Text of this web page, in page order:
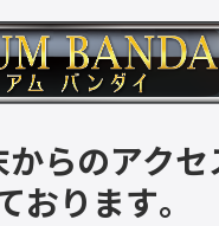
らのアクセ
おります。